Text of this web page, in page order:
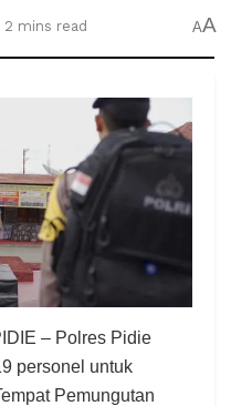
2 mins read AA
– Polres Pidie
personel untuk
Pemungutan